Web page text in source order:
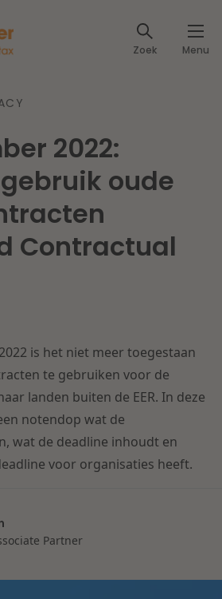
Zoek Menu
Insolventie
zorg
en uitdagingen in de
2022:
oude
Contractual
is het niet meer toegestaan
te gebruiken voor de
landen buiten de EER. In deze
notendop wat de
wat de deadline inhoudt en
voor organisaties heeft.
Partner